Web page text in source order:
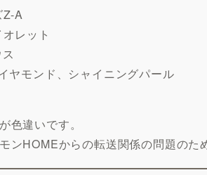
Z-A
レット
ヤモンド、シャイニングパール
違いです。
HOMEからの転送関係の問題のた